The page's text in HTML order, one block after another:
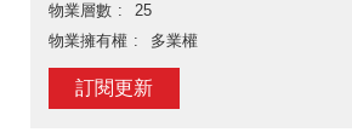
物業層數
25
物業擁有權
多業權
訂閱更新